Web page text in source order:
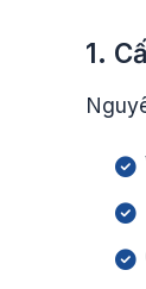
1.